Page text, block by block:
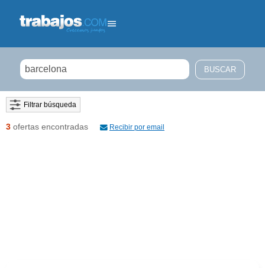
Filtrar búsqueda
3 ofertas encontradas Recibir por email